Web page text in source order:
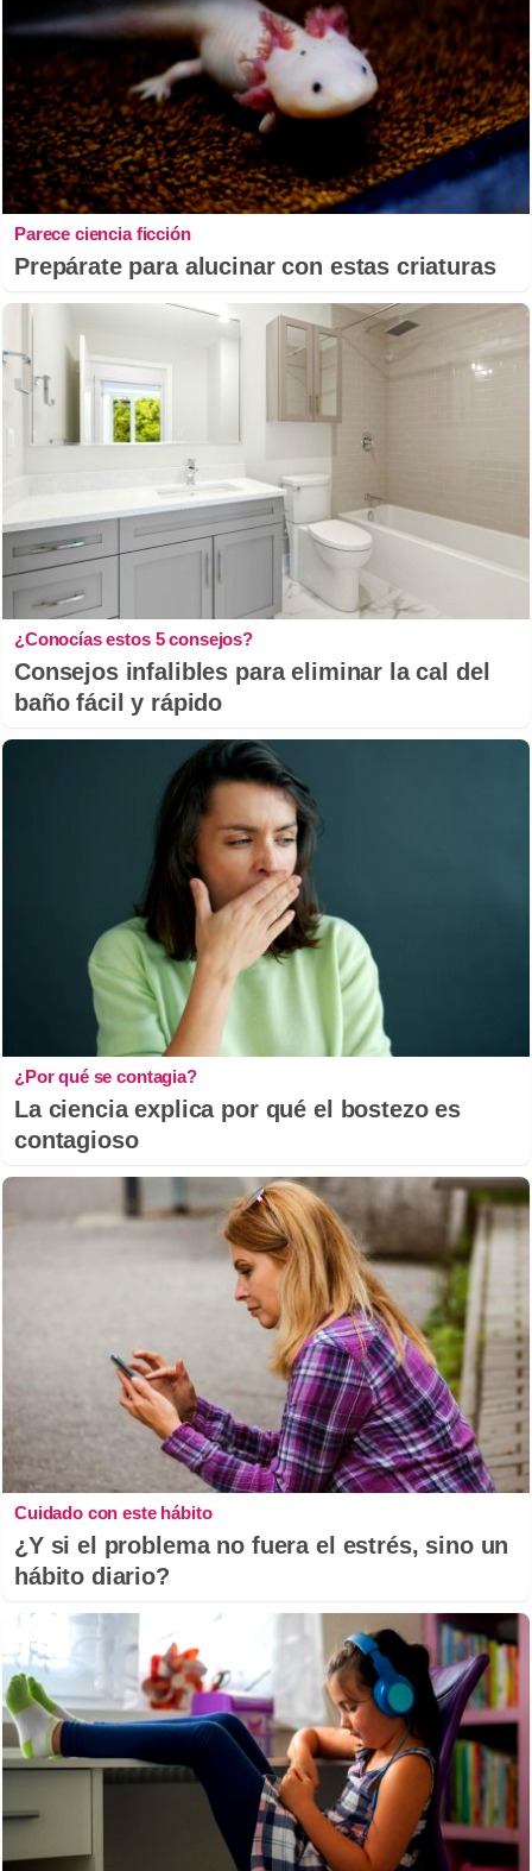
Parece ciencia ficción
Prepárate para alucinar con estas criaturas
¿Conocías estos 5 consejos?
Consejos infalibles para eliminar la cal del
baño fácil y rápido
¿Por qué se contagia?
La ciencia explica por qué el bostezo es
contagioso
Cuidado con este hábito
¿Y si el problema no fuera el estrés, sino un
hábito diario?